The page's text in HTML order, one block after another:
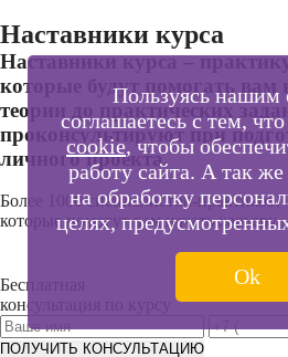
Наставники курса
Наставники курса –
которые будут помогать вам
теории до практических
проконсультируют при
личного проекта.
Более 1000 специалистов-практиков,
которые помогут вам начать карьеру
Бесплатная
консультация по курсу
ПОЛУЧИТЬ КОНСУЛЬТАЦИЮ
Пользуясь нашим
соглашаетесь с тем,
cookie, чтобы
работу сайта. А так же
на обработку
целях,
Ok